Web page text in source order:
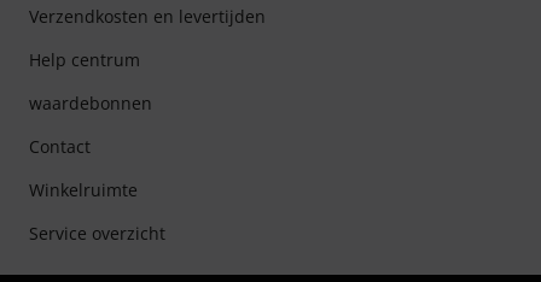
Verzendkosten en levertijden
Help centrum
waardebonnen
Contact
Winkelruimte
Service overzicht